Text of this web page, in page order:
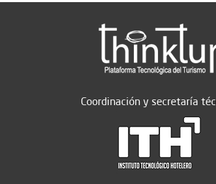
Coordinación y secretaría